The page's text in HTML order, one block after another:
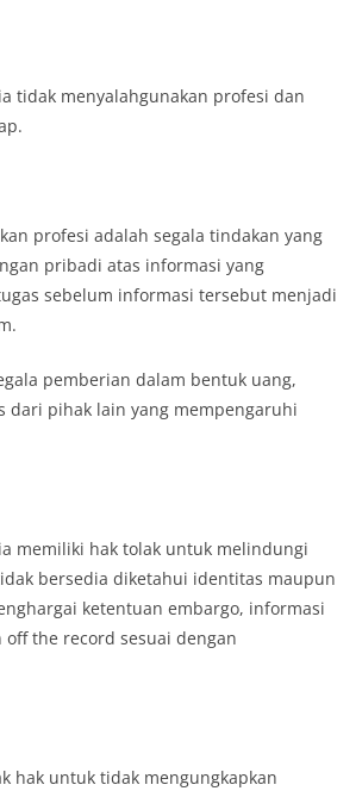
tidak menyalahgunakan profesi dan
profesi adalah segala tindakan yang
pribadi atas informasi yang
sebelum informasi tersebut menjadi
pemberian dalam bentuk uang,
dari pihak lain yang mempengaruhi
memiliki hak tolak untuk melindungi
bersedia diketahui identitas maupun
ketentuan embargo, informasi
the record sesuai dengan
hak untuk tidak mengungkapkan